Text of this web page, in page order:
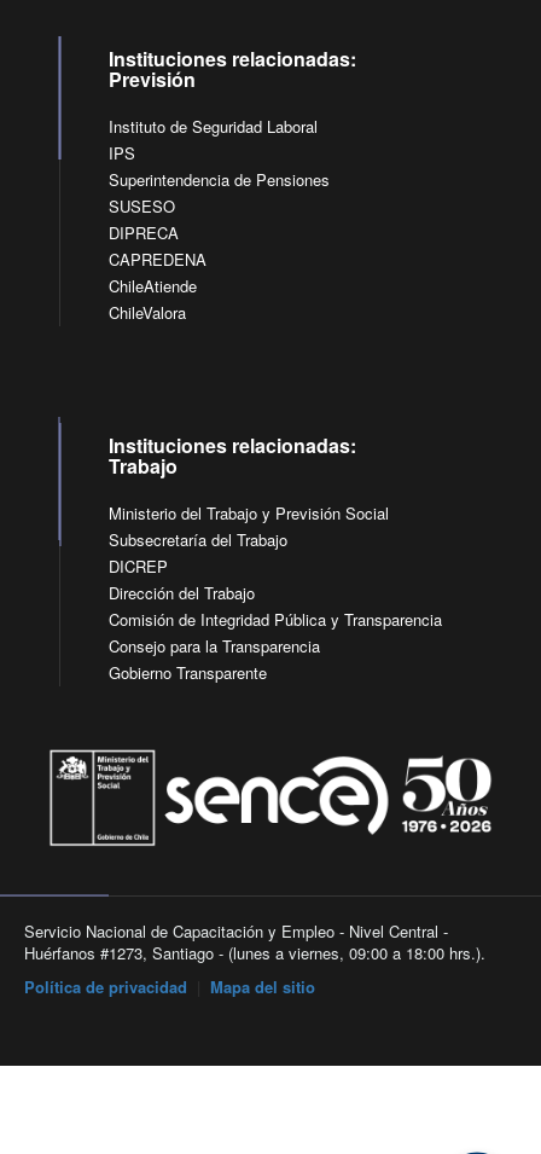
Instituciones relacionadas:
Previsión
Instituto de Seguridad Laboral
IPS
Superintendencia de Pensiones
SUSESO
DIPRECA
CAPREDENA
ChileAtiende
ChileValora
Instituciones relacionadas:
Trabajo
Ministerio del Trabajo y Previsión Social
Subsecretaría del Trabajo
DICREP
Dirección del Trabajo
Comisión de Integridad Pública y Transparencia
Consejo para la Transparencia
Gobierno Transparente
Servicio Nacional de Capacitación y Empleo - Nivel Central -
Huérfanos #1273, Santiago - (lunes a viernes, 09:00 a 18:00 hrs.).
Política de privacidad
Mapa del sitio